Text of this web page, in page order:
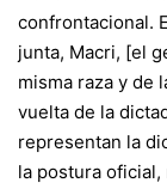
confrontacional.
junta, Macri, [el
misma raza y de
vuelta de la
representan la
la postura